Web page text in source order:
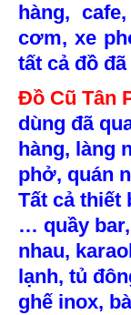
hàng,
cơm, xe
tất cả đồ
Đồ Cũ Tân
dùng đã
hàng, làng
phở, quán
Tất cả thiết
… quầy
nhau,
lạnh, tủ
ghế inox,